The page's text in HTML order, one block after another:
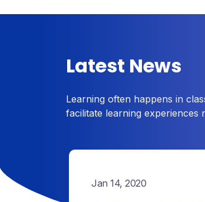
Latest News
Learning often happens in
facilitate learning experiences
Jan 14, 2020